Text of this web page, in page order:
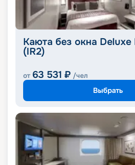
Каюта без окна Deluxe
(IR2)
от 63 531 ₽ /чел
Выбрать